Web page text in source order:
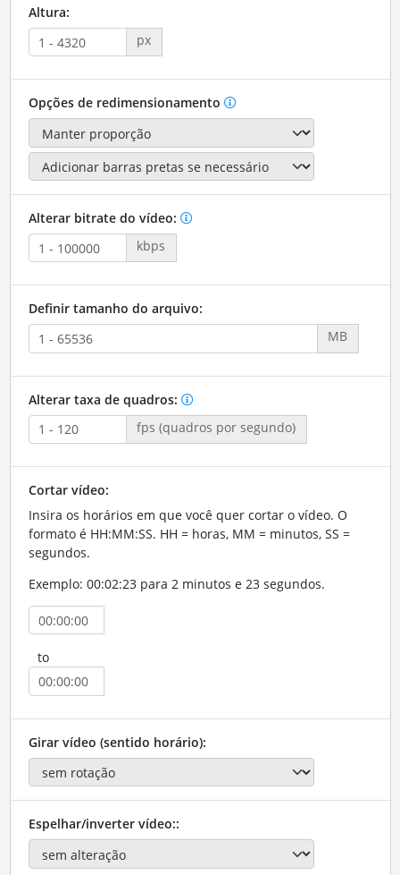
Altura:
px
Opções de redimensionamento
Alterar bitrate do vídeo:
kbps
Definir tamanho do arquivo:
MB
Alterar taxa de quadros:
fps (quadros por segundo)
Cortar vídeo:
Insira os horários em que você quer cortar o vídeo. O
formato é HH:MM:SS. HH = horas, MM = minutos, SS =
segundos.
Exemplo: 00:02:23 para 2 minutos e 23 segundos.
to
Girar vídeo (sentido horário):
Espelhar/inverter vídeo::